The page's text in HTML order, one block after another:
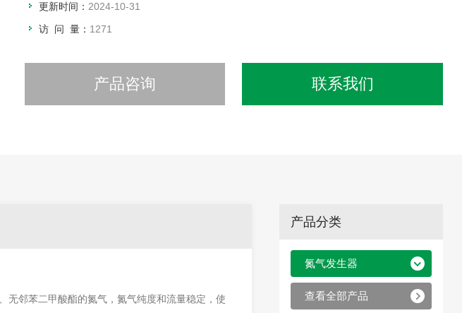
更新时间： 2024-10-31
访 问 量： 1271
产品咨询 联系我们
无邻苯二甲酸酯的氮气，氮气纯度和流量稳定，使
产品分类
氮气发生器
查看全部产品